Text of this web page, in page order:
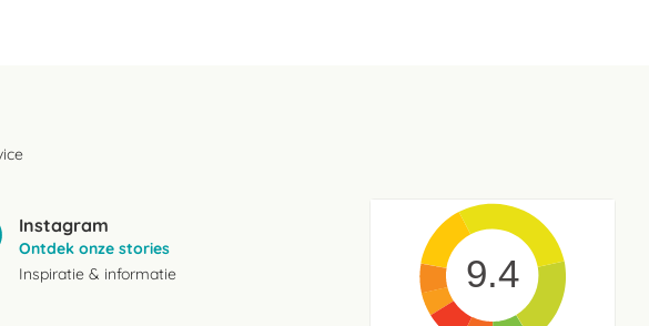
Instagram
Ontdek onze stories
Inspiratie & informatie
9.4